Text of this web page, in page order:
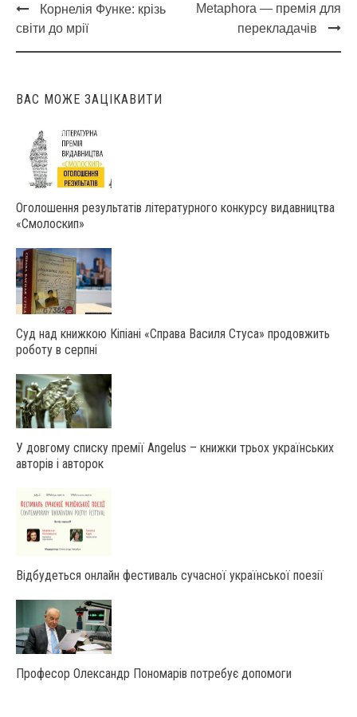
Post
navigation
Корнелія Функе: крізь
світи до мрії
Metaphora — премія для
перекладачів
ВАС МОЖЕ ЗАЦІКАВИТИ
Оголошення результатів літературного конкурсу видавництва
«Смолоскип»
Суд над книжкою Кіпіані «Справа Василя Стуса» продовжить
роботу в серпні
У довгому списку премії Angelus – книжки трьох українських
авторів і авторок
Відбудеться онлайн фестиваль сучасної української поезії
Професор Олександр Пономарів потребує допомоги